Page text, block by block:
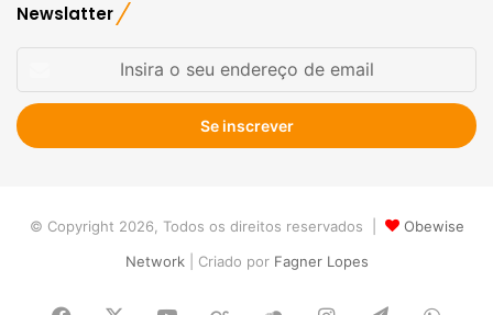
Newslatter
seu
endereço
de
© Copyright 2026, Todos os direitos reservados |
Obewise
Network| Criado porFagner Lopes